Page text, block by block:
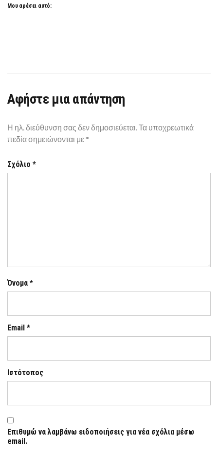
Μου αρέσει αυτό:
Αφήστε μια απάντηση
Η ηλ. διεύθυνση σας δεν δημοσιεύεται.Τα υποχρεωτικά
πεδία σημειώνονται με *
Σχόλιο *
Όνομα *
Email *
Ιστότοπος
Επιθυμώ να λαμβάνω ειδοποιήσεις για νέα σχόλια μέσω
email.